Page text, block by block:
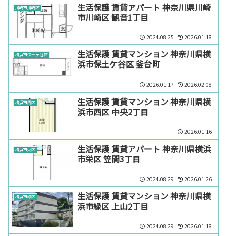
川崎市川崎区
生活保護 賃貸アパート 神奈川県川崎
市川崎区 観音1丁目
2024.08.25 2026.01.18
横浜市保土ヶ谷区
生活保護 賃貸マンション 神奈川県横
浜市保土ケ谷区 釜台町
2026.01.17 2026.02.08
横浜市西区
生活保護 賃貸マンション 神奈川県横
浜市西区 中央2丁目
2026.01.16
横浜市栄区
生活保護 賃貸アパート 神奈川県横浜
市栄区 笠間3丁目
2024.08.29 2026.01.26
横浜市緑区
生活保護 賃貸マンション 神奈川県横
浜市緑区 上山2丁目
2024.08.29 2026.01.18